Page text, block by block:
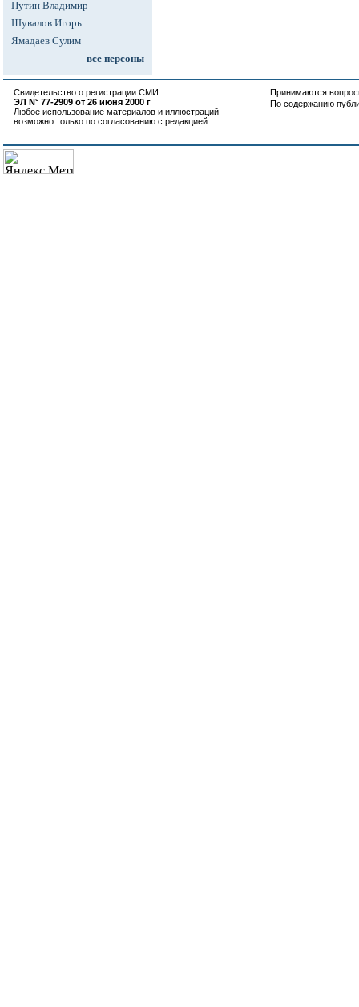
Путин Владимир
Шувалов Игорь
Ямадаев Сулим
все персоны
Свидетельство о регистрации СМИ:
ЭЛ N° 77-2909 от 26 июня 2000 г
Любое использование материалов и иллюстраций
возможно только по согласованию с редакцией
Принимаются
По содержанию